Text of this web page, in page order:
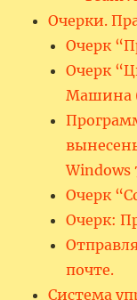
Очерки.
Очерк
Очерк
Машина
Windows
Очерк
Очерк:
почте.
Система